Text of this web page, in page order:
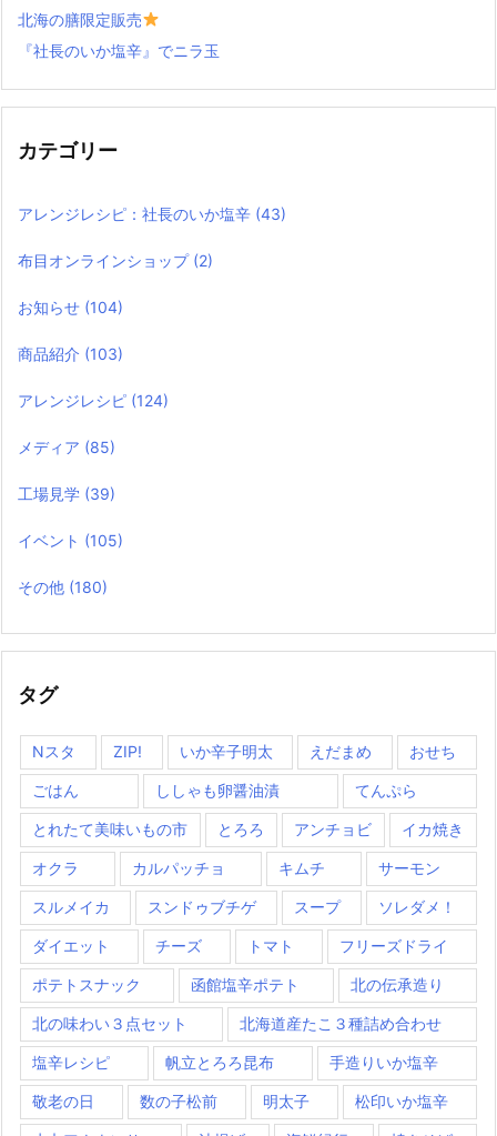
北海の膳限定販売
『社長のいか塩辛』でニラ玉
カテゴリー
アレンジレシピ：社長のいか塩辛 (43)
布目オンラインショップ (2)
お知らせ (104)
商品紹介 (103)
アレンジレシピ (124)
メディア (85)
工場見学 (39)
イベント (105)
その他 (180)
タグ
Nスタ ZIP! いか辛子明太 えだまめ おせち
ごはん ししゃも卵醤油漬 てんぷら
とれたて美味いもの市 とろろ アンチョビ イカ焼き
オクラ カルパッチョ キムチ サーモン
スルメイカ スンドゥブチゲ スープ ソレダメ！
ダイエット チーズ トマト フリーズドライ
ポテトスナック 函館塩辛ポテト 北の伝承造り
北の味わい３点セット 北海道産たこ３種詰め合わせ
塩辛レシピ 帆立とろろ昆布 手造りいか塩辛
敬老の日 数の子松前 明太子 松印いか塩辛